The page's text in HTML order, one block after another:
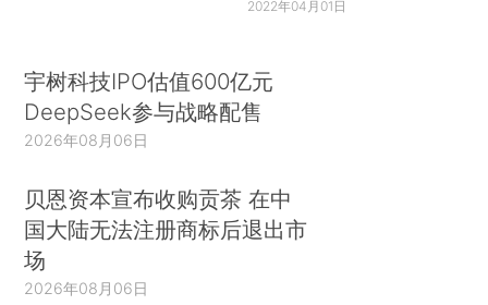
2022年04月01日
宇树科技IPO估值600亿元
DeepSeek参与战略配售
2026年08月06日
贝恩资本宣布收购贡茶 在中
国大陆无法注册商标后退出市
场
2026年08月06日